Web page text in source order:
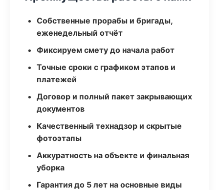
Собственные прорабы и бригады,
еженедельный отчёт
Фиксируем смету до начала работ
Точные сроки с графиком этапов и
платежей
Договор и полный пакет закрывающих
документов
Качественный технадзор и скрытые
фотоэтапы
Аккуратность на объекте и финальная
уборка
Гарантия до 5 лет на основные виды